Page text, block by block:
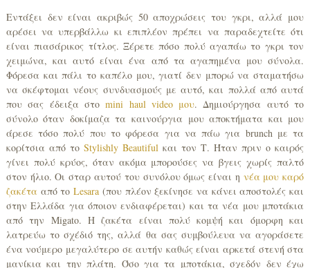
Εντάξει δεν είναι ακριβώς 50 αποχρώσεις του γκρι, αλλά μου
αρέσει να υπερβάλλω κι επιπλέον πρέπει να παραδεχτείτε ότι
είναι πιασάρικος τίτλος. Ξέρετε πόσο πολύ αγαπάω το γκρι τον
χειμώνα, και αυτό είναι ένα από τα αγαπημένα μου σύνολα.
Φόρεσα και πάλι το καπέλο μου, γιατί δεν μπορώ να σταματήσω
να σκέφτομαι νέους συνδυασμούς με αυτό, και πολλά από αυτά
που σας έδειξα στοmini haul video μου. Δημιούργησα αυτό το
σύνολο όταν δοκίμαζα τα καινούργια μου αποκτήματα και μου
άρεσε τόσο πολύ που το φόρεσα για να πάω για brunch με τα
κορίτσια από το Stylishly Beautifulκαι τον Τ. Ήταν πριν ο καιρός
γίνει πολύ κρύος, όταν ακόμα μπορούσες να βγεις χωρίς παλτό
στον ήλιο. Οι σταρ αυτού του συνόλου όμως είναι η νέα μου καρό
ζακέτα από τoLesara (που πλέον ξεκίνησε να κάνει αποστολές και
στην Ελλάδα για όποιον ενδιαφέρεται) και τα νέα μου μποτάκια
από την Migato. Η ζακέτα είναι πολύ κομψή και όμορφη και
λατρεύω το σχέδιό της, αλλά θα σας συμβούλευα να αγοράσετε
ένα νούμερο μεγαλύτερο σε αυτήν καθώς είναι αρκετά στενή στα
μανίκια και την πλάτη. Όσο για τα μποτάκια, σχεδόν δεν έχω